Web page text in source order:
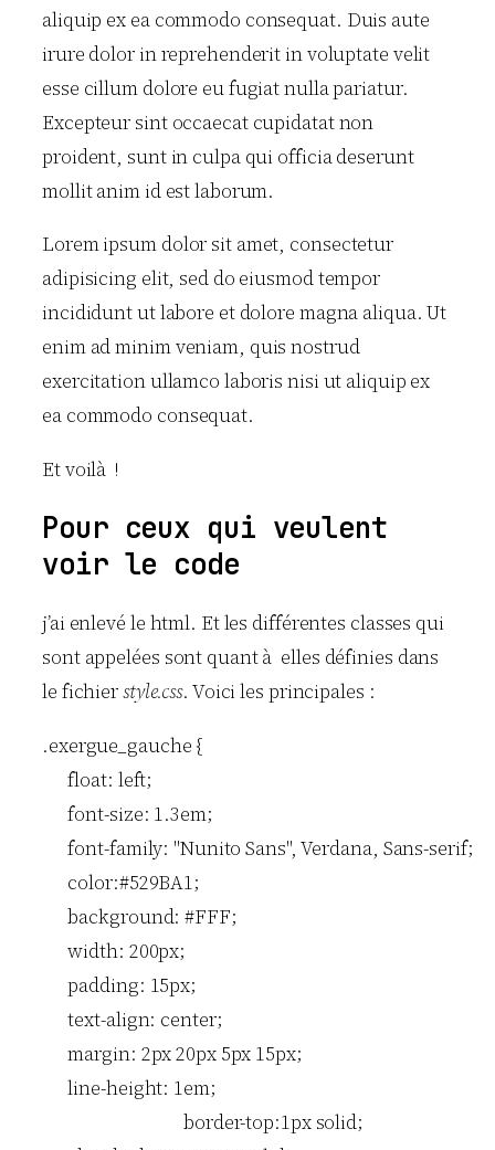
aliquip ex ea commodo consequat. Duis aute
irure dolor in reprehenderit in voluptate velit
esse cillum dolore eu fugiat nulla pariatur.
Excepteur sint occaecat cupidatat non
proident, sunt in culpa qui officia deserunt
mollit anim id est laborum.
Lorem ipsum dolor sit amet, consectetur
adipisicing elit, sed do eiusmod tempor
incididunt ut labore et dolore magna aliqua. Ut
enim ad minim veniam, quis nostrud
exercitation ullamco laboris nisi ut aliquip ex
ea commodo consequat.
Et voilà !
Pour ceux qui veulent
voir le code
j’ai enlevé le html. Et les différentes classes qui
sont appelées sont quant à elles définies dans
le fichierstyle.css. Voici les principales :
.exergue_gauche {
      float: left;
      font-size: 1.3em;
      font-family: "Nunito Sans", Verdana, Sans-serif;
      color:#529BA1;
      background: #FFF;
      width: 200px;
      padding: 15px;
      text-align: center;
      margin: 2px 20px 5px 15px;
      line-height: 1em;